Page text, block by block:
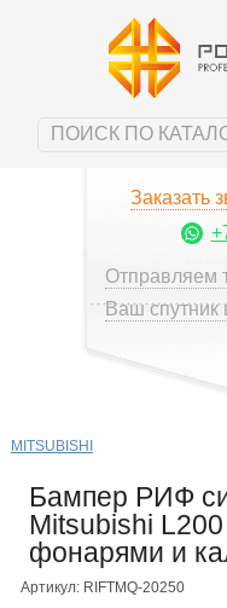
Заказать
Отправляем
Ваш спутник
MITSUBISHI
Бампер РИФ
Mitsubishi
фонарями и
Артикул: RIFTMQ-20250